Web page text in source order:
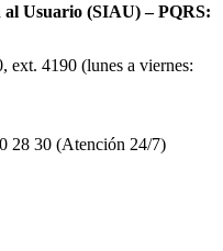
Usuario (SIAU) – PQRS:
ext. 4190 (lunes a viernes:
28 30 (Atención 24/7)